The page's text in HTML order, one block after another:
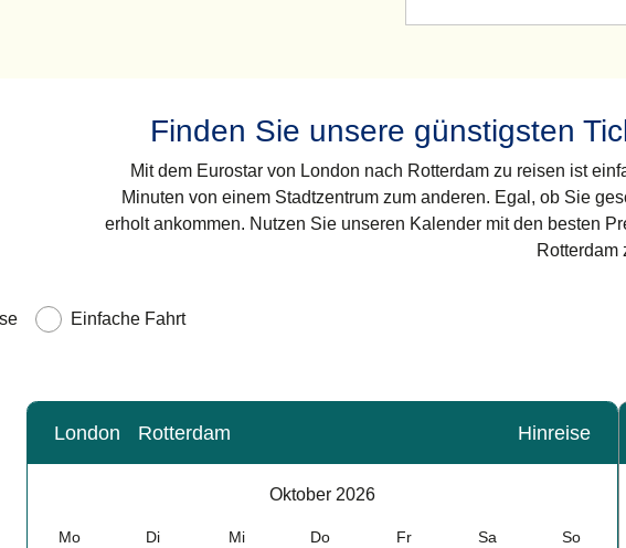
Finden Sie unsere günstigsten
Mit dem Eurostar von London nach Rotterdam zu reisen ist
Minuten von einem Stadtzentrum zum anderen. Egal, ob Sie
erholt ankommen. Nutzen Sie unseren Kalender mit den besten
Rotterdam
Einfache Fahrt
Kalender-
London Rotterdam Hinreise
Oktober 2026
Mo Di Mi Do Fr Sa So